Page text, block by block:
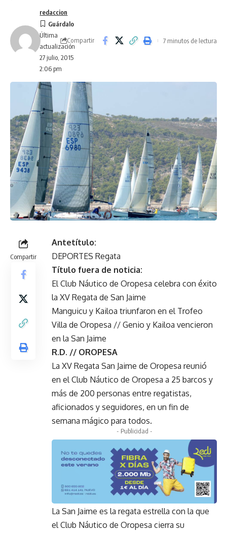
Última
actualización
27 julio, 2015
2:06 pm
redaccion
Compartir 7 minutos de lectura
Compartir
Antetítulo:
DEPORTES Regata
Título fuera de noticia:
El Club Náutico de Oropesa celebra con éxito
la XV Regata de San Jaime
Manguicu y Kailoa triunfaron en el Trofeo
Villa de Oropesa // Genio y Kailoa vencieron
en la San Jaime
R.D. // OROPESA
La XV Regata San Jaime de Oropesa reunió
en el Club Náutico de Oropesa a 25 barcos y
más de 200 personas entre regatistas,
aficionados y seguidores, en un fin de
semana mágico para todos.
- Publicidad -
La San Jaime es la regata estrella con la que
el Club Náutico de Oropesa cierra su